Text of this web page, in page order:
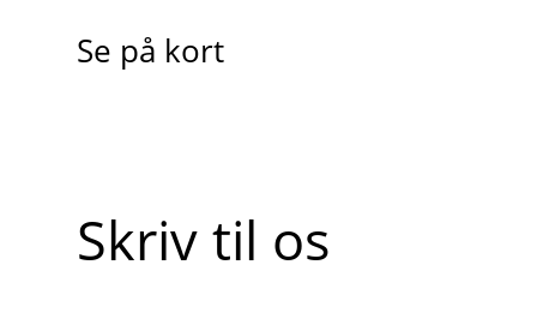
Se på kort
Skriv til os